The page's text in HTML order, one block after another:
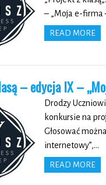
– „Moja e-firma
READ MORE
– edycja IX –
Drodzy
konkursie na
Głosować
internetowy”,…
READ MORE